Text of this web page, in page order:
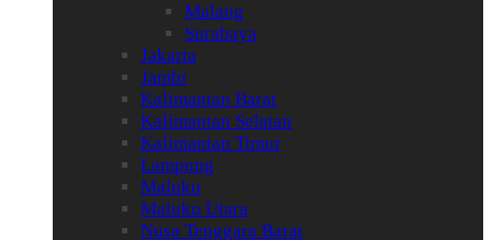
Malang
Surabaya
Jakarta
Jambi
Kalimantan Barat
Kalimantan Selatan
Kalimantan Timur
Lampung
Maluku
Maluku Utara
Nusa Tenggara Barat